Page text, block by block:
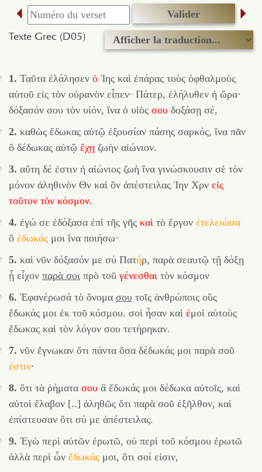
Texte Grec (D05)
1. Ταῦτα ἐλάλησεν ὁ Ἰης καὶ ἐπάρας τοὺς ὀφθαλμοὺς
αὐτοῦ εἰς τὸν οὐρανὸν εἶπεν· Πάτερ, ἐλήλυθεν ἡ ὥρα·
δόξασόν σου τὸν υἱόν, ἵνα ὁ υἱὸς σου δοξάσῃ σέ,
2. καθὼς ἔδωκας αὐτῷ ἐξουσίαν πάσης σαρκός, ἵνα πᾶν
ὃ δέδωκας αὐτῷ ἔχῃ ζωὴν αἰώνιον.
3. αὕτη δέ ἐστιν ἡ αἰώνιος ζωὴ ἵνα γινώσκουσιν σὲ τὸν
μόνον ἀληθινὸν Θν καὶ ὃν ἀπέστειλας Ἰην Χρν εἰς
τοῦτον τὸν κόσμον.
4. ἐγώ σε ἐδόξασα ἐπὶ τῆς γῆς καὶ τὸ ἔργον ἐτελειώσα
ὃ ἐδωκάς μοι ἵνα ποιήσω·
5. καὶ νῦν δόξασόν με σύ Πατήρ, παρὰ σεαυτῷ τῇ δόξῃ
ᾗ εἶχον παρὰ σοι πρὸ τοῦ γένεσθαι τὸν κόσμον
6. Ἐφανέρωσά τὸ ὄνομα σου τοῖς ἀνθρώποις οὓς
ἔδωκάς μοι ἐκ τοῦ κόσμου. σοὶ ἦσαν καὶ ἐμοὶ αὐτοὺς
ἔδωκας καὶ τὸν λόγον σου τετήρηκαν.
7. νῦν ἔγνωκαν ὅτι πάντα ὅσα δέδωκάς μοι παρὰ σοῦ
ἐστιν·
8. ὅτι τὰ ῥήματα σου ἃ ἔδωκάς μοι δέδωκα αὐτοῖς, καὶ
αὐτοὶ ἔλαβον [..] ἀληθῶς ὅτι παρὰ σοῦ ἐξῆλθον, καὶ
ἐπίστευσαν ὅτι σύ με ἀπέστειλας.
9. Ἐγὼ περὶ αὐτῶν ἐρωτῶ, οὐ περὶ τοῦ κόσμου ἐρωτῶ
ἀλλὰ περὶ ὧν ἔδωκάς μοι, ὅτι σοί εἰσιν,